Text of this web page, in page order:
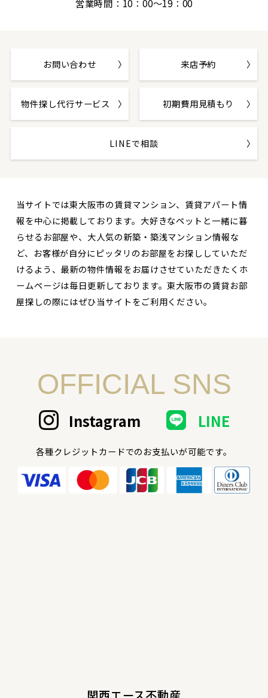
営業時間：10：00～19：00
お問い合わせ 来店予約
物件探し代行サービス 初期費用見積もり
LINEで相談
当サイトでは東大阪市の賃貸マンション、賃貸アパート情
報を中心に掲載しております。大好きなペットと一緒に暮
らせるお部屋や、大人気の新築・築浅マンション情報な
ど、お客様が自分にピッタリのお部屋をお探ししていただ
けるよう、最新の物件情報をお届けさせていただきたくホ
ームページは毎日更新しております。東大阪市の賃貸お部
屋探しの際にはぜひ当サイトをご利用ください。
OFFICIAL SNS
Instagram LINE
各種クレジットカードでのお支払いが可能です。